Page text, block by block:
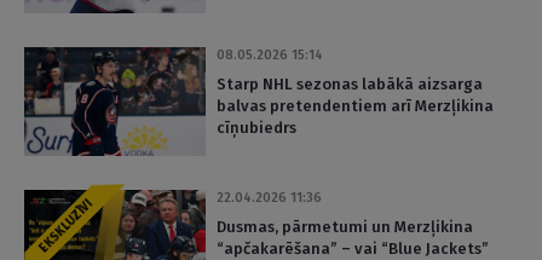
08.05.2026 15:14
Starp NHL sezonas labākā aizsarga
balvas pretendentiem arī Merzļikina
cīņubiedrs
EKSKLUZĪVI 22.04.2026 11:36
Dusmas, pārmetumi un Merzļikina
“apčakarēšana” – vai “Blue Jackets”